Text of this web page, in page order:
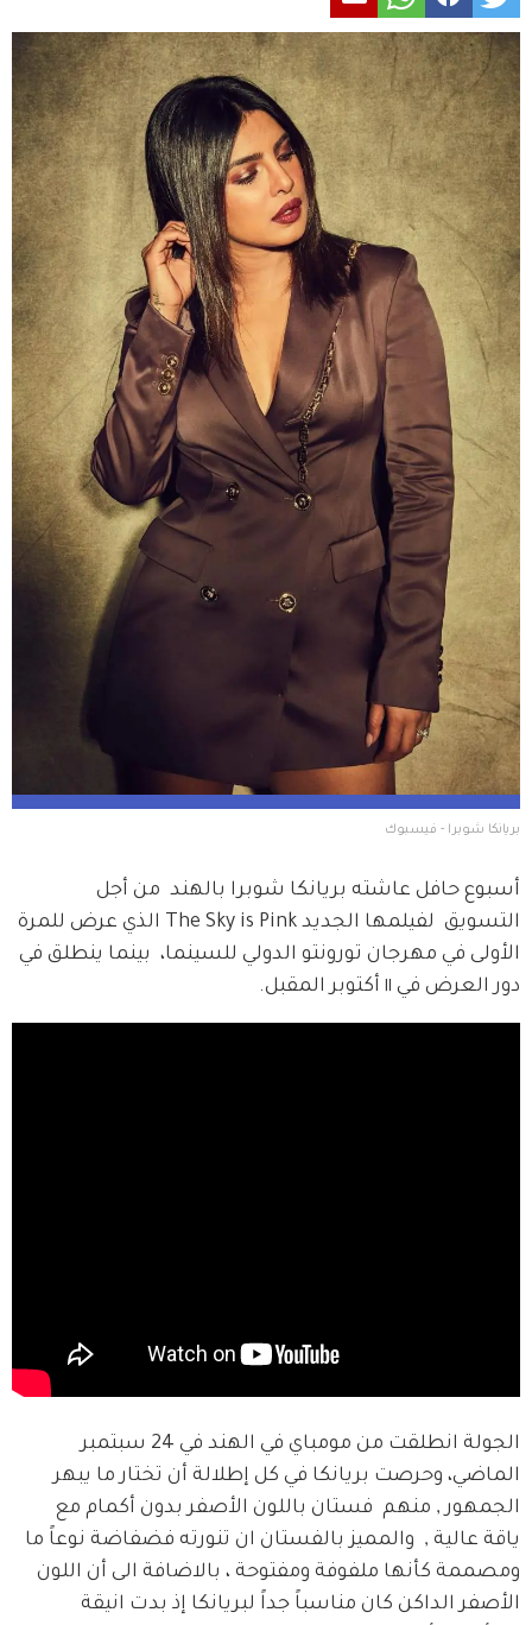
بريانكا شوبرا - فيسبوك
أسبوع حافل عاشته بريانكا شوبرا بالهند  من أجل
التسويق  لفيلمها الجديد The Sky is Pink الذي عرض للمرة
الأولى في مهرجان تورونتو الدولي للسينما،  بينما ينطلق في
دور العرض في ١١ أكتوبر المقبل.
الجولة انطلقت من مومباي في الهند في 24 سبتمبر
الماضي، وحرصت بريانكا في كل إطلالة أن تختار ما يبهر
الجمهور , منهم  فستان باللون الأصفر بدون أكمام مع
ياقة عالية ,  والمميز بالفستان ان تنورته فضفاضة نوعاً ما
ومصممة كأنها ملفوفة ومفتوحة ، بالاضافة الى أن اللون
الأصفر الداكن كان مناسباً جداً لبريانكا إذ بدت انيقة